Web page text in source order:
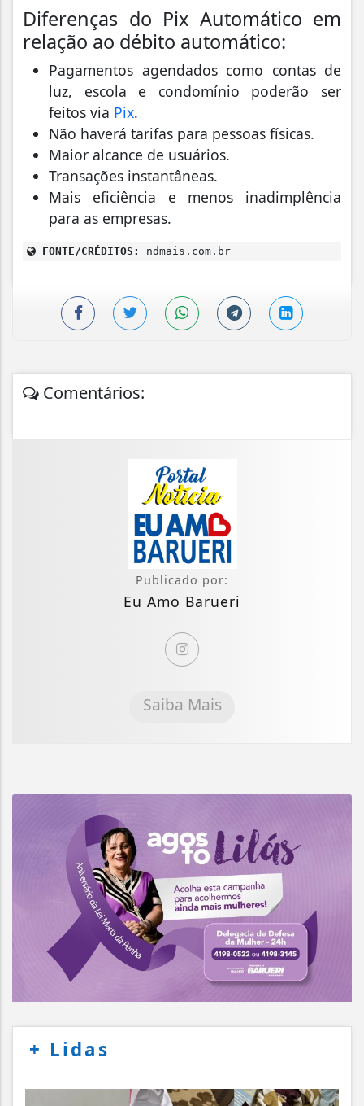
Diferenças do Pix Automático em
relação ao débito automático:
Pagamentos agendados como contas de
luz, escola e condomínio poderão ser
feitos via Pix.
Não haverá tarifas para pessoas físicas.
Maior alcance de usuários.
Transações instantâneas.
Mais eficiência e menos inadimplência
para as empresas.
FONTE/CRÉDITOS: ndmais.com.br
Comentários:
Publicado por:
Eu Amo Barueri
Saiba Mais
+ Lidas